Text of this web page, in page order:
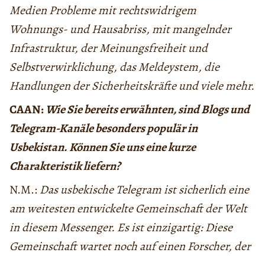
Medien Probleme mit rechtswidrigem
Wohnungs- und Hausabriss, mit mangelnder
Infrastruktur, der Meinungsfreiheit und
Selbstverwirklichung, das Meldeystem, die
Handlungen der Sicherheitskräfte und viele mehr.
CAAN: Wie Sie bereits erwähnten, sind Blogs und
Telegram-Kanäle besonders populär in
Usbekistan. Können Sie uns eine kurze
Charakteristik liefern?
N.M.: Das usbekische Telegram ist sicherlich eine
am weitesten entwickelte Gemeinschaft der Welt
in diesem Messenger. Es ist einzigartig: Diese
Gemeinschaft wartet noch auf einen Forscher, der